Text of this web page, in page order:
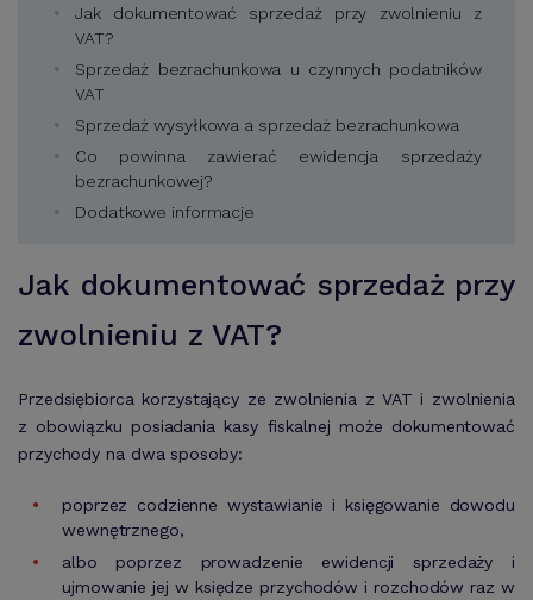
Jak dokumentować sprzedaż przy zwolnieniu z
VAT?
Sprzedaż bezrachunkowa u czynnych podatników
VAT
Sprzedaż wysyłkowa a sprzedaż bezrachunkowa
Co powinna zawierać ewidencja sprzedaży
bezrachunkowej?
Dodatkowe informacje
Jak dokumentować sprzedaż przy
zwolnieniu z VAT?
Przedsiębiorca korzystający ze zwolnienia z VAT i zwolnienia
z obowiązku posiadania kasy fiskalnej może dokumentować
przychody na dwa sposoby:
poprzez codzienne wystawianie i księgowanie dowodu
wewnętrznego,
albo poprzez prowadzenie ewidencji sprzedaży i
ujmowanie jej w księdze przychodów i rozchodów raz w